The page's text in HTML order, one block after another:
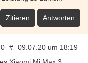
Zitieren Antworten
0 # 09.07.20 um 18:19